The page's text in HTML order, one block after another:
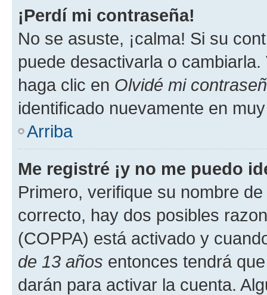
¡Perdí mi contraseña!
No se asuste, ¡calma! Si su
puede desactivarla o
haga clic en Olvidé mi
identificado nuevamente en
Arriba
Me registré ¡y no me puedo
Primero, verifique su nombre
correcto, hay dos posibles
(COPPA) está activado y
de 13 años entonces tendrá
darán para activar la cuenta.